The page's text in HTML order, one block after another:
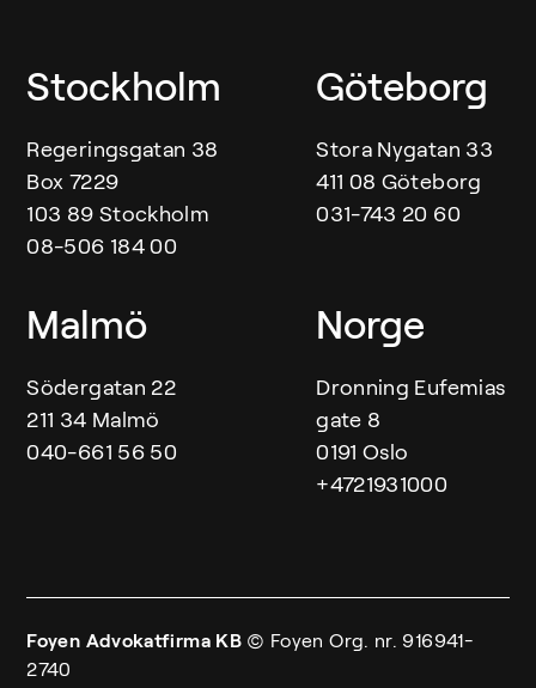
Våra kontor
Stockholm
Regeringsgatan 38
Box 7229
103 89 Stockholm
08-506 184 00
Göteborg
Stora Nygatan 33
411 08 Göteborg
031-743 20 60
Malmö
Södergatan 22
211 34 Malmö
040-661 56 50
Norge
Dronning Eufemias
gate 8
0191 Oslo
+4721931000
Foyen Advokatfirma KB © Foyen Org. nr. 916941-
2740